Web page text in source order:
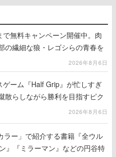
で無料キャンペーン開催中。肉
の繊細な狼・レゴシらの青春を
2026年8月6日
ゲーム『Half Grip』が忙しすぎ
散らしながら勝利を目指すピク
2026年8月6日
ラー」で紹介する書籍『全ウル
』『ミラーマン』などの円谷特